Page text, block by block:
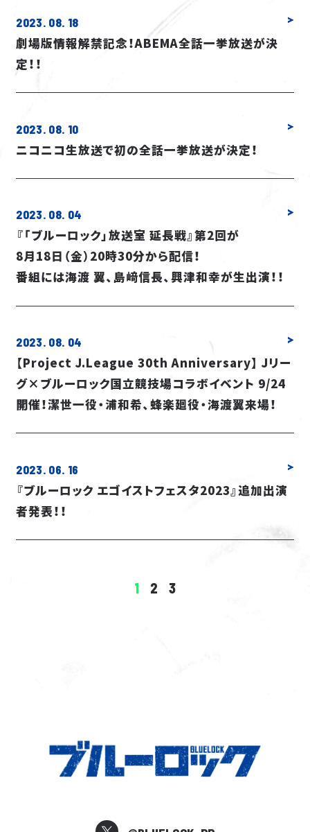
2023. 08. 18
劇場版情報解禁記念！ABEMA全話一挙放送が決
定！！
2023. 08. 10
ニコニコ生放送で初の全話一挙放送が決定！
2023. 08. 04
『「ブルーロック」放送室 延長戦』第2回が
8月18日（金）20時30分から配信！
番組には海渡 翼、島﨑信長、興津和幸が生出演！！
2023. 08. 04
【Project J.League 30th Anniversary】 Jリー
グ×ブルーロック国立競技場コラボイベント 9/24
開催！潔世一役・浦和希、蜂楽廻役・海渡翼来場！
2023. 06. 16
『ブルーロック エゴイストフェスタ2023』追加出演
者発表！！
1 2 3